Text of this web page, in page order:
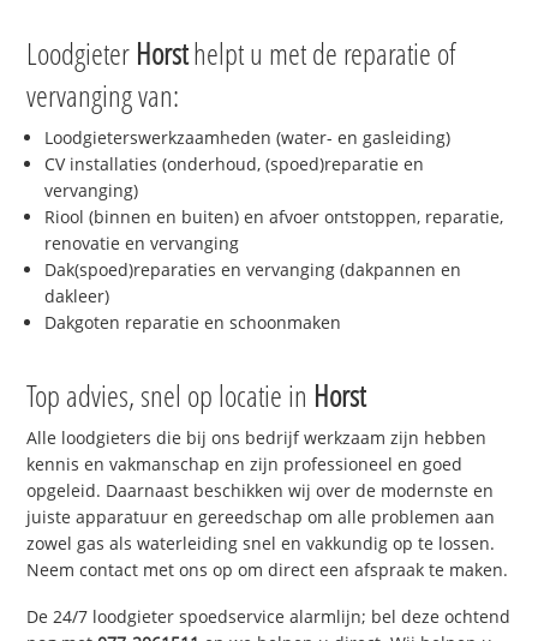
Loodgieter Horsthelpt u met de reparatie of
vervanging van:
Loodgieterswerkzaamheden (water- en gasleiding)
CV installaties (onderhoud, (spoed)reparatie en
vervanging)
Riool (binnen en buiten) en afvoer ontstoppen, reparatie,
renovatie en vervanging
Dak(spoed)reparaties en vervanging (dakpannen en
dakleer)
Dakgoten reparatie en schoonmaken
Top advies, snel op locatie in Horst
Alle loodgieters die bij ons bedrijf werkzaam zijn hebben
kennis en vakmanschap en zijn professioneel en goed
opgeleid. Daarnaast beschikken wij over de modernste en
juiste apparatuur en gereedschap om alle problemen aan
zowel gas als waterleiding snel en vakkundig op te lossen.
Neem contact met ons op om direct een afspraak te maken.
De 24/7 loodgieter spoedservice alarmlijn; bel deze ochtend